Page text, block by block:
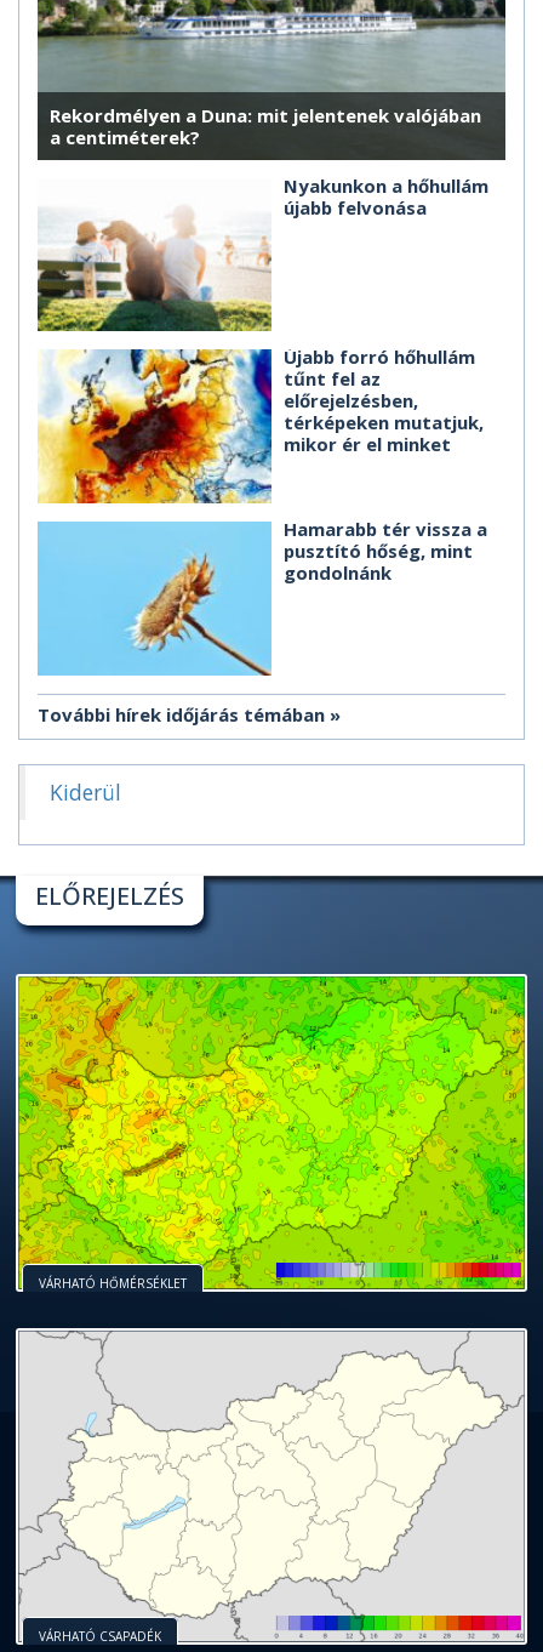
Rekordmélyen a Duna: mit jelentenek valójában
a centiméterek?
Nyakunkon a hőhullám
újabb felvonása
Újabb forró hőhullám
tűnt fel az
előrejelzésben,
térképeken mutatjuk,
mikor ér el minket
Hamarabb tér vissza a
pusztító hőség, mint
gondolnánk
További hírek időjárás témában
Kiderül
ELŐREJELZÉS
VÁRHATÓ HŐMÉRSÉKLET
VÁRHATÓ CSAPADÉK